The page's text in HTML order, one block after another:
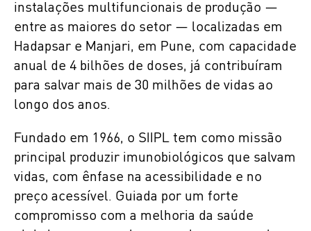
instalações multifuncionais de produção —
entre as maiores do setor — localizadas em
Hadapsar e Manjari, em Pune, com capacidade
anual de 4 bilhões de doses, já contribuíram
para salvar mais de 30 milhões de vidas ao
longo dos anos.
Fundado em 1966, o SIIPL tem como missão
principal produzir imunobiológicos que salvam
vidas, com ênfase na acessibilidade e no
preço acessível. Guiada por um forte
compromisso com a melhoria da saúde